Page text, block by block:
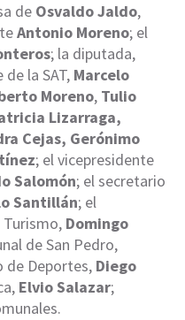
de Osvaldo Jaldo,
Antonio Moreno; el
; la diputada,
la SAT, Marcelo
Moreno, Tulio
Lizarraga,
Cejas, Gerónimo
; el vicepresidente
Salomón; el secretario
Santillán; el
Domingo
de San Pedro,
de Deportes, Diego
Elvio Salazar;